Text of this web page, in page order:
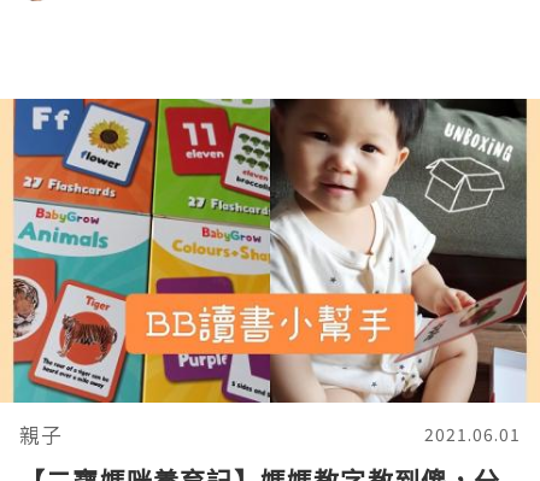
親子 2021.06.01